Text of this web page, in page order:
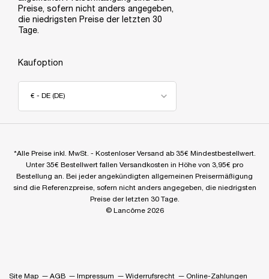
Preise, sofern nicht anders angegeben,
die niedrigsten Preise der letzten 30
Tage.
Kaufoption
€ - DE (DE)
*Alle Preise inkl. MwSt. - Kostenloser Versand ab 35€ Mindestbestellwert.
Unter 35€ Bestellwert fallen Versandkosten in Höhe von 3,95€ pro
Bestellung an. Bei jeder angekündigten allgemeinen Preisermäßigung
sind die Referenzpreise, sofern nicht anders angegeben, die niedrigsten
Preise der letzten 30 Tage.
© Lancôme 2026
Site Map AGB Impressum Widerrufsrecht Online-Zahlungen